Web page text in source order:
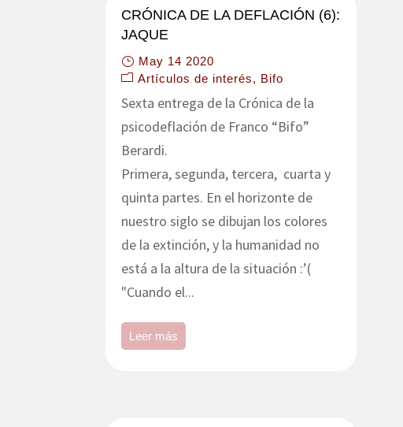
CRÓNICA DE LA DEFLACIÓN (6):
JAQUE
May 14 2020
Artículos de interés
Bifo
Sexta entrega de la Crónica de la
psicodeflación de Franco “Bifo”
Berardi.
Primera, segunda, tercera, cuarta y
quinta partes. En el horizonte de
nuestro siglo se dibujan los colores
de la extinción, y la humanidad no
está a la altura de la situación :’(
"Cuando el...
Leer más